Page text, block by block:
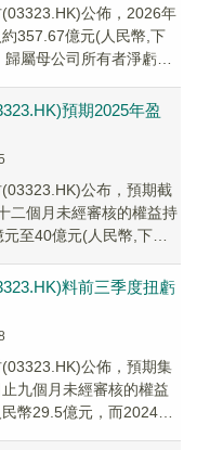
(03323.HK)公佈​，2026年
357.67億元(人民幣,下
屬母公司所有者淨虧損
預期2025年盈
(03323.HK)公布，預期截
二個月未經審核的權益持
至40億元(人民幣,下同)
料前三季度扭虧
(03323.HK)公佈，預期集
九個月未經審核的權益
幣29.5億元，而2024年